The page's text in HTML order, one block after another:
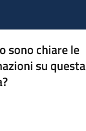
sono chiare le
su questa